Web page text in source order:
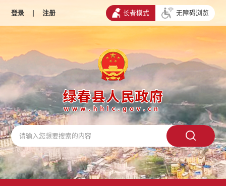
登录 | 注册 长者模式 无障碍浏览